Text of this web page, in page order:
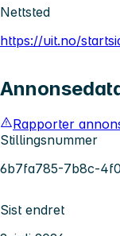
Nettsted
https://uit.no/
Rapporter
Stillingsnummer
6b7fa785-7b8c-
Sist endret